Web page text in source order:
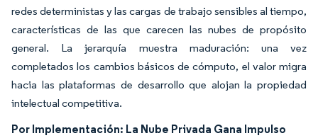
redes deterministas y las cargas de trabajo sensibles al tiempo,
características de las que carecen las nubes de propósito
general. La jerarquía muestra maduración: una vez
completados los cambios básicos de cómputo, el valor migra
hacia las plataformas de desarrollo que alojan la propiedad
intelectual competitiva.
Por Implementación: La Nube Privada Gana Impulso